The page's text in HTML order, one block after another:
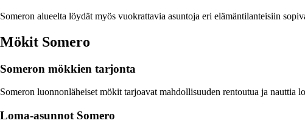
Someron alueelta löydät myös vuokrattavia asuntoja eri elämäntilanteisiin
Mökit Somero
Someron mökkien tarjonta
Someron luonnonläheiset mökit tarjoavat mahdollisuuden rentoutua ja nauttia
Loma-asunnot Somero